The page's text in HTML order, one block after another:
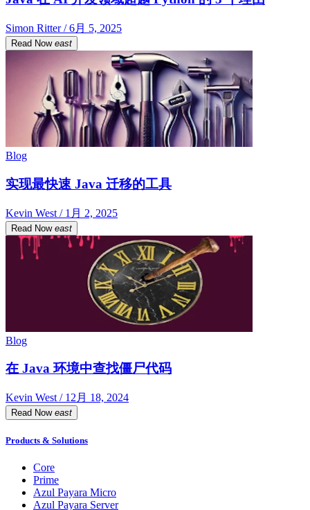
Simon Ritter / 6月 5, 2025
Read Now east
Blog
实现最快速 Java 迁移的工具
Kevin West / 1月 2, 2025
Read Now east
Blog
在 Java 环境中查找僵尸代码
Kevin West / 12月 18, 2024
Read Now east
Products & Solutions
Core
Prime
Azul Payara Micro
Azul Payara Server